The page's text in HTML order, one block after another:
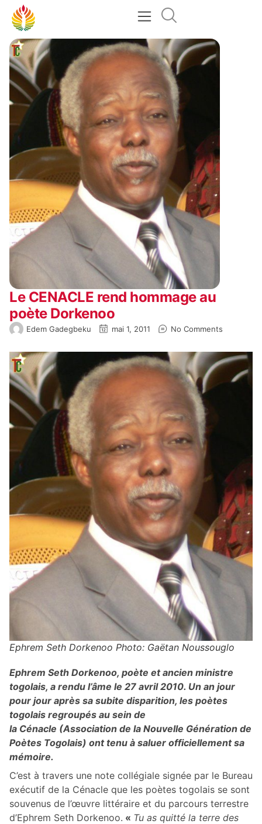
Le CENACLE rend hommage au
poète Dorkenoo
Edem Gadegbeku mai 1, 2011 No Comments
Ephrem Seth Dorkenoo Photo: Gaëtan Noussouglo
Ephrem Seth Dorkenoo, poète et ancien ministre
togolais, a rendu l’âme le 27 avril 2010. Un an jour
pour jour après sa subite disparition, les poètes
togolais regroupés au sein de
la Cénacle (Association de la Nouvelle Génération de
Poètes Togolais) ont tenu à saluer officiellement sa
mémoire.
C’est à travers une note collégiale signée par le Bureau
exécutif de la Cénacle que les poètes togolais se sont
souvenus de l’œuvre littéraire et du parcours terrestre
d’Ephrem Seth Dorkenoo. « Tu as quitté la terre des